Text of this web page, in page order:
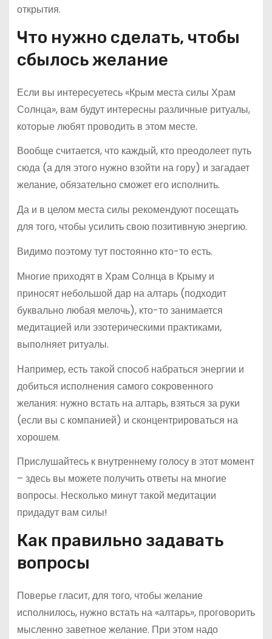
открытия.
Что нужно сделать, чтобы
сбылось желание
Если вы интересуетесь «Крым места силы Храм
Солнца», вам будут интересны различные ритуалы,
которые любят проводить в этом месте.
Вообще считается, что каждый, кто преодолеет путь
сюда (а для этого нужно взойти на гору) и загадает
желание, обязательно сможет его исполнить.
Да и в целом места силы рекомендуют посещать
для того, чтобы усилить свою позитивную энергию.
Видимо поэтому тут постоянно кто-то есть.
Многие приходят в Храм Солнца в Крыму и
приносят небольшой дар на алтарь (подходит
буквально любая мелочь), кто-то занимается
медитацией или эзотерическими практиками,
выполняет ритуалы.
Например, есть такой способ набраться энергии и
добиться исполнения самого сокровенного
желания: нужно встать на алтарь, взяться за руки
(если вы с компанией) и сконцентрироваться на
хорошем.
Прислушайтесь к внутреннему голосу в этот момент
– здесь вы можете получить ответы на многие
вопросы. Несколько минут такой медитации
придадут вам силы!
Как правильно задавать
вопросы
Поверье гласит, для того, чтобы желание
исполнилось, нужно встать на «алтарь», проговорить
мысленно заветное желание. При этом надо